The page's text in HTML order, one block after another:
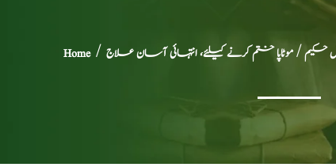
Home/ حکیم/ موٹاپا ختم کرنے کیلئے، انتہائی آسان علاج